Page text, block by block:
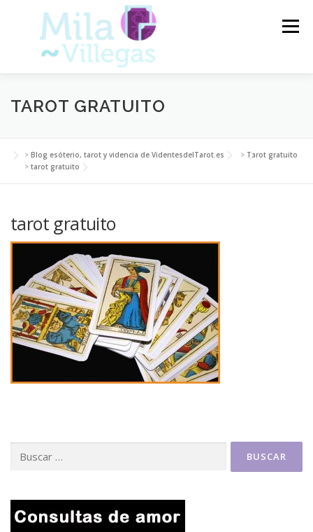
contenido
Menú
VIDENTES DEL TAROT TAROT
CARTAS DEL TAROT VIDENCIA ARTÍCULOS
TAROT GRATUITO
> Blog esóterio, tarot y videncia de VidentesdelTarot.es > Tarot gratuito
> tarot gratuito
tarot gratuito